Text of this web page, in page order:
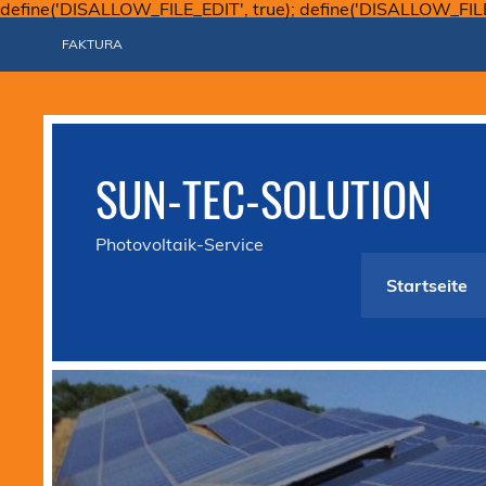
define('DISALLOW_FILE_EDIT', true);
FAKTURA
SUN-TEC-SOLUTION
Photovoltaik-Service
Startseite